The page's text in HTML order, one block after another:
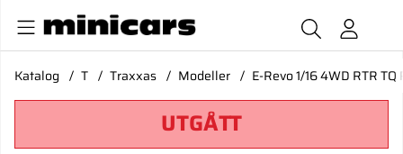
Katalog T Traxxas Modeller E-Revo 1/16 4WD RTR
UTGÅTT